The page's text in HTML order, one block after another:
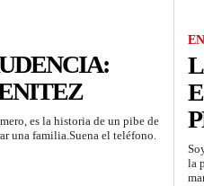
es la historia de un pibe de
una familia.Suena el teléfono.
la